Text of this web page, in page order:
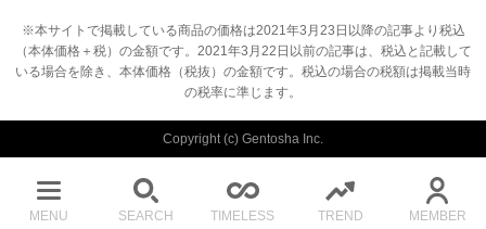
MENU SEARCH TIMELESS TREND MEMBER
※本サイトで掲載している商品の価格は2021年3月23日以降の記事より税込
（本体価格＋税）の金額です。 2021年3月22日以前の記事は、税込と記載して
いる場合を除き、本体価格（税抜）の金額です。 税込の場合の税額は掲載当時
の税率に準じます。
Copyright (c) Gentosha Inc.